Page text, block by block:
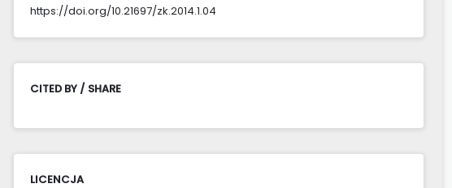
https://doi.org/10.21697/zk.2014.1.04
CITED BY / SHARE
LICENCJA